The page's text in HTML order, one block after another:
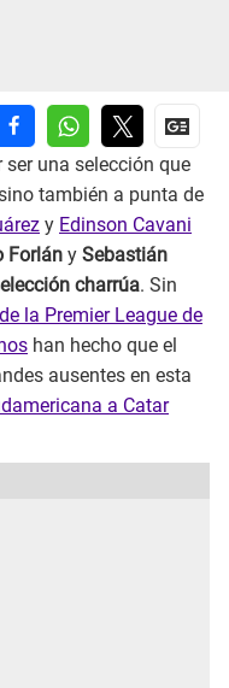
una selección que
también a punta de
y Edinson Cavani
Forlán y Sebastián
charrúa. Sin
la Premier League de
han hecho que el
ausentes en esta
a Catar